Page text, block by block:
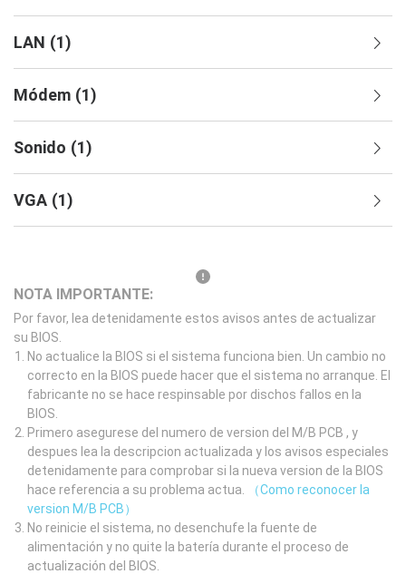
LAN (1)
Módem (1)
Sonido (1)
VGA (1)
NOTA IMPORTANTE:
Por favor, lea detenidamente estos avisos antes de actualizar
su BIOS.
No actualice la BIOS si el sistema funciona bien. Un cambio no
correcto en la BIOS puede hacer que el sistema no arranque. El
fabricante no se hace respinsable por dischos fallos en la
BIOS.
Primero asegurese del numero de version del M/B PCB , y
despues lea la descripcion actualizada y los avisos especiales
detenidamente para comprobar si la nueva version de la BIOS
hace referencia a su problema actua.
（Como reconocer la
version M/B PCB）
No reinicie el sistema, no desenchufe la fuente de
alimentación y no quite la batería durante el proceso de
actualización del BIOS.